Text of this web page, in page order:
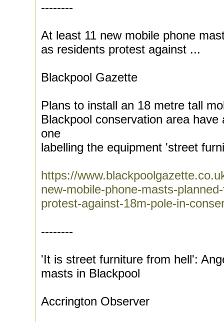
--------
At least 11 new mobile phone
as residents protest against ...
Blackpool Gazette
Plans to install an 18 metre tall
Blackpool conservation area
one
labelling the equipment 'street
https://
new-mobile-phone-masts-
protest-against-18m-pole-in-
--------
'It is street furniture from hell':
masts in Blackpool
Accrington Observer